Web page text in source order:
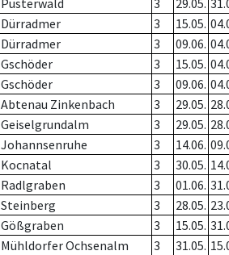
Pusterwald 3 29.05.
Dürradmer 3 15.05.
Dürradmer 3 09.06.
Gschöder 3 15.05.
Gschöder 3 09.06.
Abtenau Zinkenbach 3 29.05.
Geiselgrundalm 3 29.05.
Johannsenruhe 3 14.06.
Kocnatal 3 30.05.
Radlgraben 3 01.06.
Steinberg 3 28.05.
Gößgraben 3 15.05.
Mühldorfer Ochsenalm 3 31.05.